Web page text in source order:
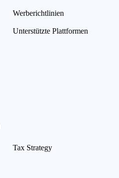
Werberichtlinien
Unterstützte Plattformen
Tax Strategy